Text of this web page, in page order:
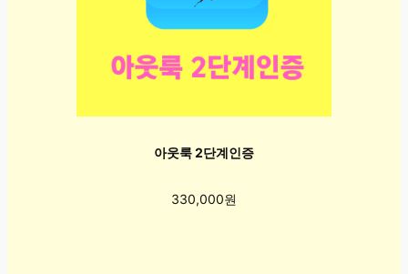
아웃룩 2단계인증
330,000원